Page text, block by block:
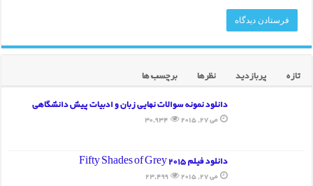
تازه پربازدید نظرها
برچسب ها
دانلود نمونه سوالات نهایی زبان و ادبیات پیش دانشگاهی
می 27, 2015 30,934
دانلود فیلم Fifty Shades of Grey 2015
می 27, 2015 23,499